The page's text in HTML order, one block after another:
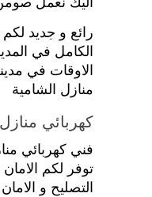
رائع و جديد
الكامل في
الاوقات في
منازل الشامية
كهربائي
فني كهربائي
توفر لكم
التصليح و